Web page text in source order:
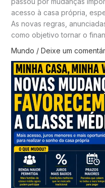
acesso à casa própria,
As novas regras,
como objetivo tornar o
Mundo / Deixe um